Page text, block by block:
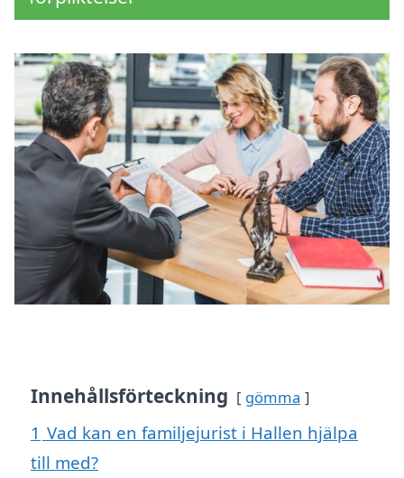
Innehållsförteckning gömma
1 Vad kan en familjejurist i Hallen hjälpa
till med?